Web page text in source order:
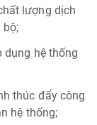
lượng dịch
bộ;
dụng hệ thống
thúc đẩy công
hệ thống;